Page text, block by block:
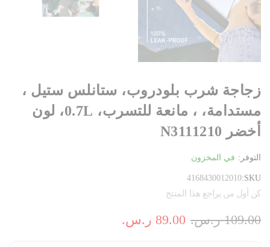
زجاجة شرب بلودروب، ستانلس ستيل ،
مستدامة، ، مانعة للتسرب، 0.7L، لون
أخضر N3111210
التوفر: في المخزون
SKU
4168430012010
كن أول من يراجع هذا المنتج
89.00 ر.س.‏ 109.00 ر.س.‏